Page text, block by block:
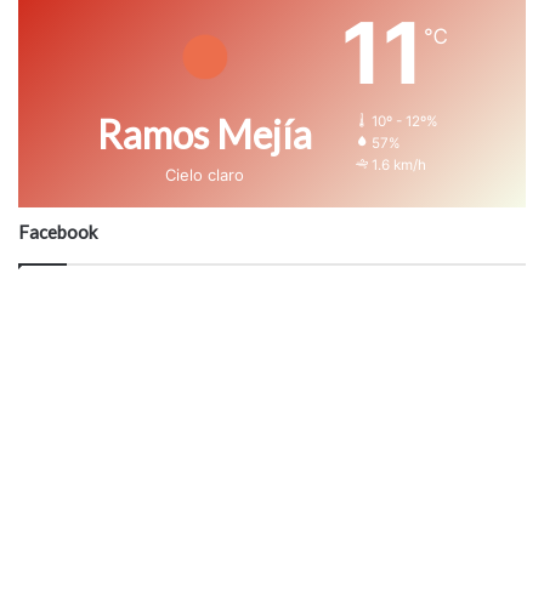
Ramos Mejía
Cielo claro
11 ℃
10º - 12º%
57%
1.6 km/h
Facebook